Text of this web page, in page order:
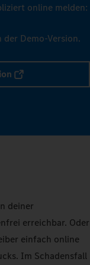
online melden:
Demo-Version.
deiner
erreichbar. Oder
einfach online
Im Schadensfall